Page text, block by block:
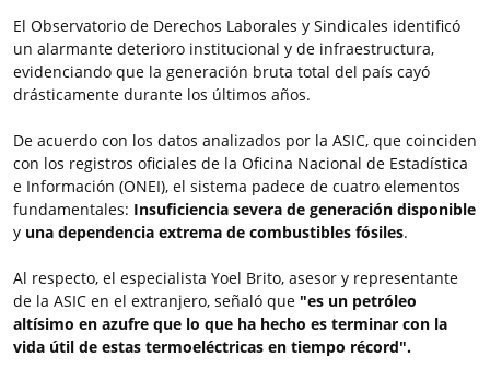
El Observatorio de Derechos Laborales y Sindicales identificó
un alarmante deterioro institucional y de infraestructura,
evidenciando que la generación bruta total del país cayó
drásticamente durante los últimos años.
De acuerdo con los datos analizados por la ASIC, que coinciden
con los registros oficiales de la Oficina Nacional de Estadística
e Información (ONEI), el sistema padece de cuatro elementos
fundamentales: Insuficiencia severa de generación disponible
y una dependencia extrema de combustibles fósiles.
Al respecto, el especialista Yoel Brito, asesor y representante
de la ASIC en el extranjero, señaló que "es un petróleo
altísimo en azufre que lo que ha hecho es terminar con la
vida útil de estas termoeléctricas en tiempo récord".